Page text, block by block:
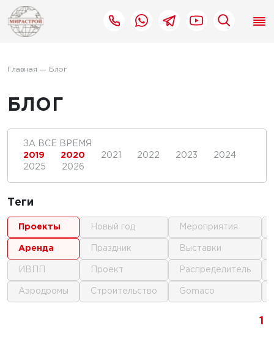
Главная Блог
БЛОГ
1
ЗА ВСЕ ВРЕМЯ
2019
2020 2021 2022 2023
2024
2025
2026
Теги
проекты
аренда
ИВПП
аэродромы
новый год
праздник
проект
строительство
мероприятия
выставки
распределитель
gomaco